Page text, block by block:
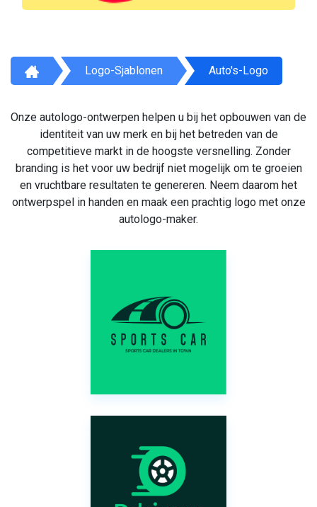
Logo-Sjablonen Auto's-Logo
Onze autologo-ontwerpen helpen u bij het opbouwen van de
identiteit van uw merk en bij het betreden van de
competitieve markt in de hoogste versnelling. Zonder
branding is het voor uw bedrijf niet mogelijk om te groeien
en vruchtbare resultaten te genereren. Neem daarom het
ontwerpspel in handen en maak een prachtig logo met onze
autologo-maker.